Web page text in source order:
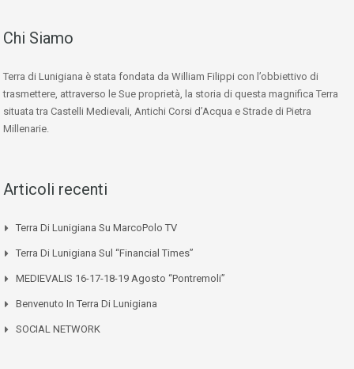
Chi Siamo
Terra di Lunigiana è stata fondata da William Filippi con l’obbiettivo di
trasmettere, attraverso le Sue proprietà, la storia di questa magnifica Terra
situata tra Castelli Medievali, Antichi Corsi d’Acqua e Strade di Pietra
Millenarie.
Articoli recenti
Terra Di Lunigiana Su MarcoPolo TV
Terra Di Lunigiana Sul “Financial Times”
MEDIEVALIS 16-17-18-19 Agosto “Pontremoli”
Benvenuto In Terra Di Lunigiana
SOCIAL NETWORK